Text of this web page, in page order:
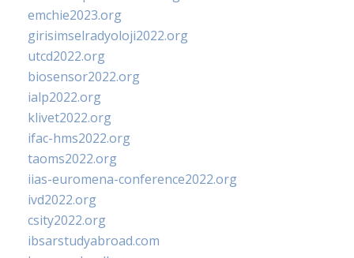
emchie2023.org
girisimselradyoloji2022.org
utcd2022.org
biosensor2022.org
ialp2022.org
klivet2022.org
ifac-hms2022.org
taoms2022.org
iias-euromena-conference2022.org
ivd2022.org
csity2022.org
ibsarstudyabroad.com